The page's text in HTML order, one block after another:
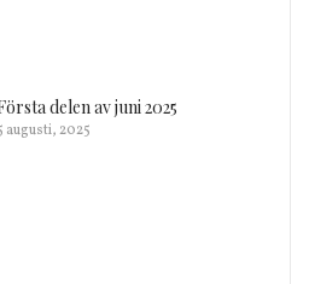
delen av juni 2025
augusti, 2025